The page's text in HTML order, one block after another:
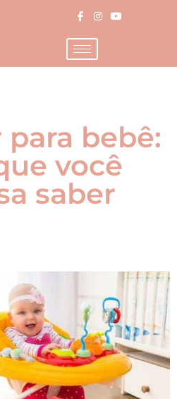
bebê:
você
saber